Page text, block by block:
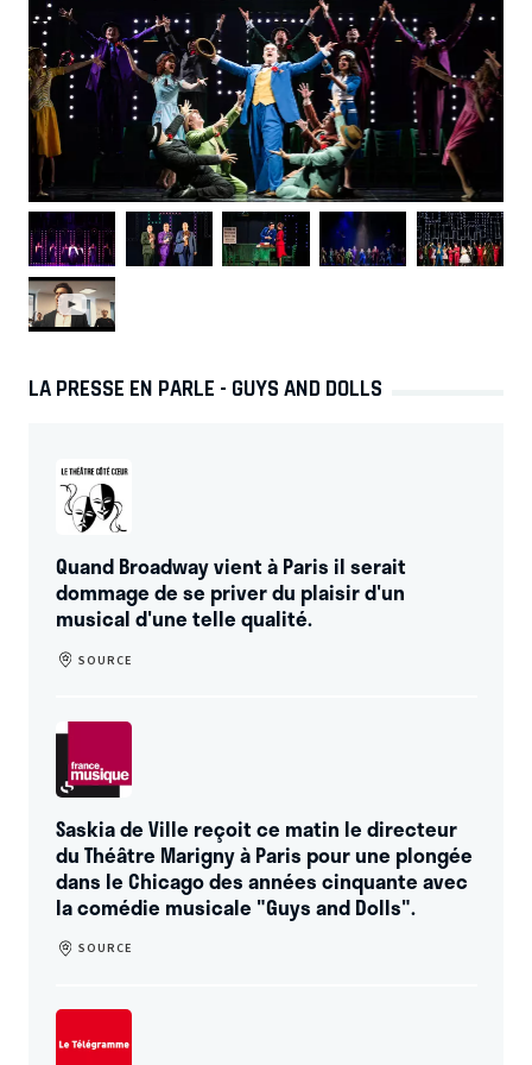
romantique, excitant et glamour sans perdre de vue que
c’était alors une cité mal famée où la vie quotidienne était
dangereuse. Une attention particulière est à apporter aux
personnages pour restituer leur vérité car je sais que
Runyon s’est inspiré, pour la majorité d’entre eux, de
personnes qu’il connaissait réellement notamment de
vrais joueurs et de vrais gangsters. Dans la mesure où le
show est très masculin dans sa dynamique, je souhaite
faire émerger les deux principaux caractères féminins, les
rendre présents sans faire de contre-sens sur leur
comportement. Je suis très impatient et heureux de
Guys and Dolls
en scène de
au Théâtre du Châtelet).
Ce chef-d'oeuvre de la comédie musicale américaine sera
l'occasion de retrouverRia Jones(42nd Street
Halse (Singin’ in the Rain
chanteurs-danseurs exceptionnels, tous accompagnés
d'un orchestre live.
LA PRESSE EN PARLE - GUYS AND DOLLS
Quand Broadway vient à Paris il serait
dommage de se priver du plaisir d'un
musical d'une telle qualité.
SOURCE
Saskia de Ville reçoit ce matin le directeur
du Théâtre Marigny à Paris pour une plongée
dans le Chicago des années cinquante avec
la comédie musicale "Guys and Dolls".
SOURCE